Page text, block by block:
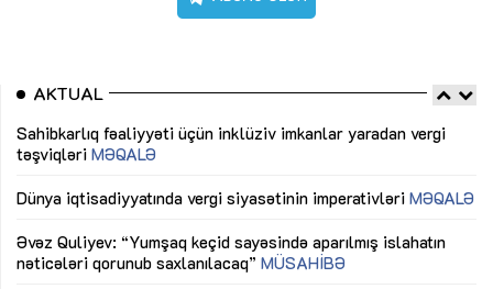
AKTUAL
Sahibkarlıq fəaliyyəti üçün inklüziv imkanlar yaradan vergi
təşviqləri MƏQALƏ
Dünya iqtisadiyyatında vergi siyasətinin imperativləri MƏQALƏ
Əvəz Quliyev: “Yumşaq keçid sayəsində aparılmış islahatın
nəticələri qorunub saxlanılacaq” MÜSAHİBƏ